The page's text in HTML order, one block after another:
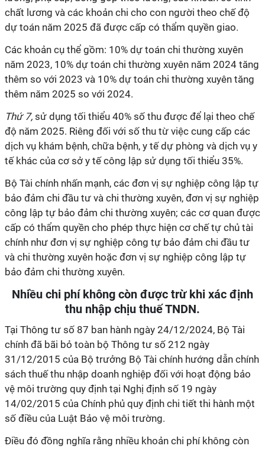
chất lương và các khoản chi cho con người theo chế độ
dự toán năm 2025 đã được cấp có thẩm quyền giao.
Các khoản cụ thể gồm: 10% dự toán chi thường xuyên
năm 2023, 10% dự toán chi thường xuyên năm 2024 tăng
thêm so với 2023 và 10% dự toán chi thường xuyên tăng
thêm năm 2025 so với 2024.
Thứ 7, sử dụng tối thiểu 40% số thu được để lại theo chế
độ năm 2025. Riêng đối với số thu từ việc cung cấp các
dịch vụ khám bệnh, chữa bệnh, y tế dự phòng và dịch vụ y
tế khác của cơ sở y tế công lập sử dụng tối thiểu 35%.
Bộ Tài chính nhấn mạnh, các đơn vị sự nghiệp công lập tự
bảo đảm chi đầu tư và chi thường xuyên, đơn vị sự nghiệp
công lập tự bảo đảm chi thường xuyên; các cơ quan được
cấp có thẩm quyền cho phép thực hiện cơ chế tự chủ tài
chính như đơn vị sự nghiệp công tự bảo đảm chi đầu tư
và chi thường xuyên hoặc đơn vị sự nghiệp công lập tự
bảo đảm chi thường xuyên.
Nhiều chi phí không còn được trừ khi xác định
thu nhập chịu thuế TNDN.
Tại Thông tư số 87 ban hành ngày 24/12/2024, Bộ Tài
chính đã bãi bỏ toàn bộ Thông tư số 212 ngày
31/12/2015 của Bộ trưởng Bộ Tài chính hướng dẫn chính
sách thuế thu nhập doanh nghiệp đối với hoạt động bảo
vệ môi trường quy định tại Nghị định số 19 ngày
14/02/2015 của Chính phủ quy định chi tiết thi hành một
số điều của Luật Bảo vệ môi trường.
Điều đó đồng nghĩa rằng nhiều khoản chi phí không còn